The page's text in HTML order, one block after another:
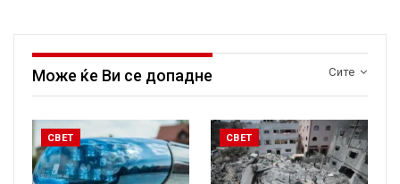
Сите
Може ќе Ви се допадне
СВЕТ СВЕТ